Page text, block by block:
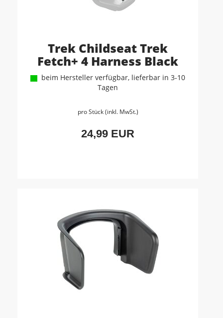
Trek Childseat Trek
Fetch+ 4 Harness Black
beim Hersteller verfügbar, lieferbar in 3-10
Tagen
pro Stück (inkl. MwSt.)
24,99 EUR